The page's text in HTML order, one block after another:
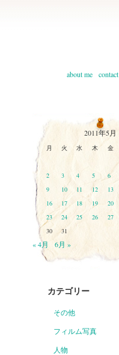
about me contact
2011年5月
月 火 水 木 金
2
3 4 5 6
9
10 11 12 13
16
17 18 19 20
23
24 25 26 27
30
31
« 4月 6月 »
カテゴリー
その他
フィルム写真
人物